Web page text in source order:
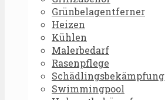
Grünbelagentferner
Heizen
Kühlen
Malerbedarf
Rasenpflege
Schädlingsbekämpfung
Swimmingpool